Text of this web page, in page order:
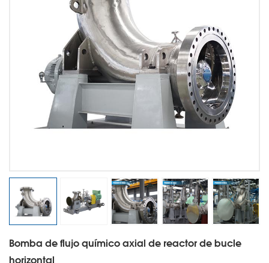
Bomba de flujo químico axial de reactor de bucle
horizontal